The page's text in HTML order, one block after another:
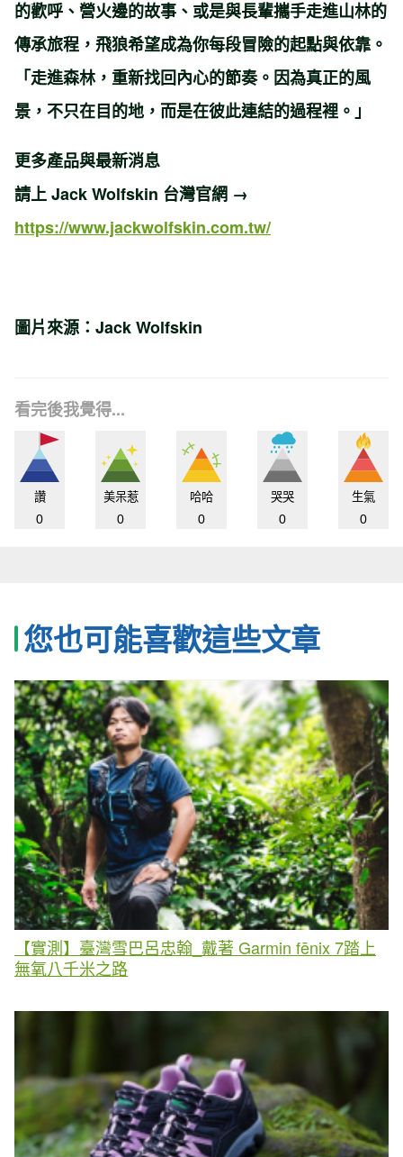
的歡呼、營火邊的故事、或是與長輩攜手走進山林的
傳承旅程，飛狼希望成為你每段冒險的起點與依靠。
「走進森林，重新找回內心的節奏。因為真正的風
景，不只在目的地，而是在彼此連結的過程裡。」
更多產品與最新消息
請上 Jack Wolfskin 台灣官網 →
https://www.jackwolfskin.com.tw/
圖片來源：Jack Wolfskin
看完後我覺得...
讚
0
美呆惹
0
哈哈
0
哭哭
0
生氣
0
您也可能喜歡這些文章
【實測】臺灣雪巴呂忠翰_戴著 Garmin fēnix 7踏上
無氧八千米之路